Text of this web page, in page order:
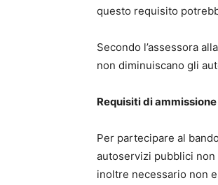
questo requisito
Secondo l’assessora
non diminuiscano gli
Requisiti di ammissione
Per partecipare al
autoservizi pubblici non
inoltre necessario non